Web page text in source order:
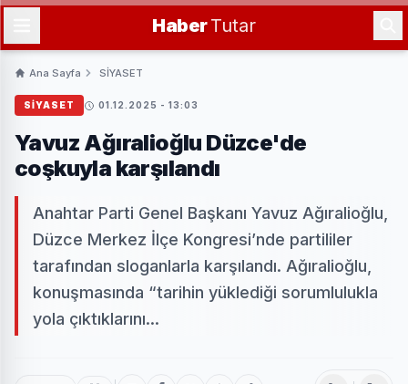
HaberTutar
Ana Sayfa SİYASET
SİYASET 01.12.2025 - 13:03
Yavuz Ağıralioğlu Düzce'de
coşkuyla karşılandı
Anahtar Parti Genel Başkanı Yavuz Ağıralioğlu,
Düzce Merkez İlçe Kongresi’nde partililer
tarafından sloganlarla karşılandı. Ağıralioğlu,
konuşmasında “tarihin yüklediği sorumlulukla
yola çıktıklarını...